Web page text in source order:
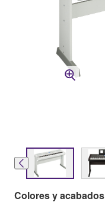
Colores y acabados